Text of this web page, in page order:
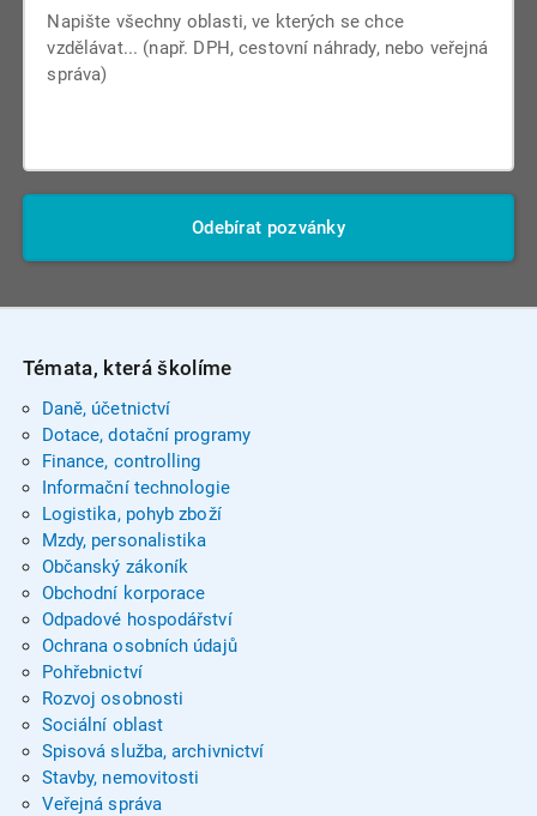
Odebírat pozvánky
Témata, která školíme
Daně, účetnictví
Dotace, dotační programy
Finance, controlling
Informační technologie
Logistika, pohyb zboží
Mzdy, personalistika
Občanský zákoník
Obchodní korporace
Odpadové hospodářství
Ochrana osobních údajů
Pohřebnictví
Rozvoj osobnosti
Sociální oblast
Spisová služba, archivnictví
Stavby, nemovitosti
Veřejná správa